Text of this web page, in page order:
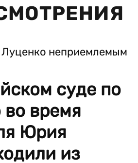
суде по
во время
Юрия
из